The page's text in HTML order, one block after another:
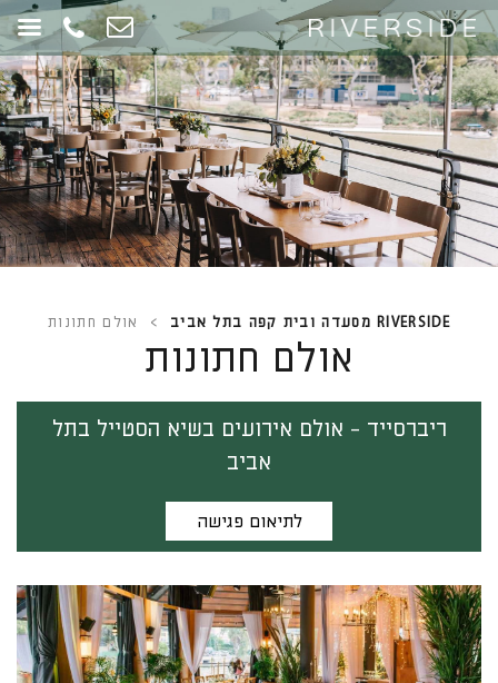
RIVERSIDE מסעדה ובית קפה בתל אביב > אולם חתונות
אולם חתונות
ריברסייד - אולם אירועים בשיא הסטייל בתל
אביב
לתיאום פגישה